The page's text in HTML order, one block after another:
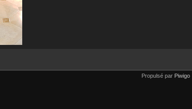
Propulsé par Piwigo